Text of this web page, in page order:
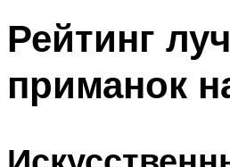
Рейтинг
приманок